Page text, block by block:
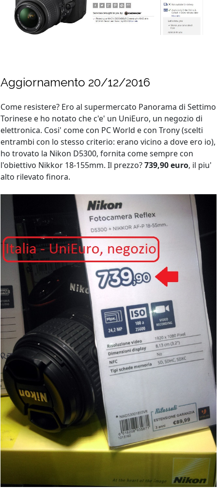
Aggiornamento 20/12/2016
Come resistere? Ero al supermercato Panorama di Settimo
Torinese e ho notato che c'e' un UniEuro, un negozio di
elettronica. Cosi' come con PC World e con Trony (scelti
entrambi con lo stesso criterio: erano vicino a dove ero io),
ho trovato la Nikon D5300, fornita come sempre con
l'obiettivo Nikkor 18-155mm. Il prezzo?739,90 euro, il piu'
alto rilevato finora.